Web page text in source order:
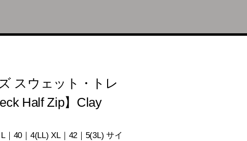
スウェット・トレ
Half Zip】Clay
40｜4(LL) XL｜42｜5(3L) サイ